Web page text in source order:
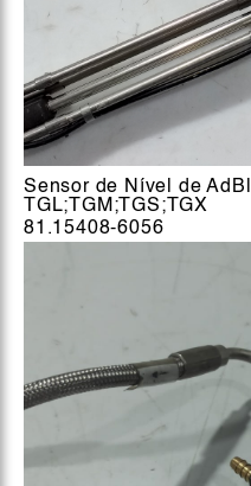
Sensor de Nível de
TGL;TGM;TGS;TGX
81.15408-6056